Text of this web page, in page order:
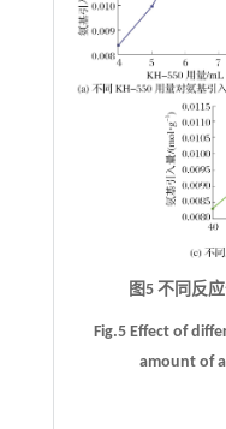
图5 不同反
Fig.5 Effect of
amount of